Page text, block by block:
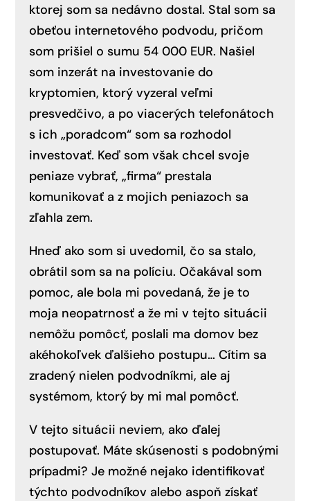
ktorej som sa nedávno dostal. Stal som sa
obeťou internetového podvodu, pričom
som prišiel o sumu 54 000 EUR. Našiel
som inzerát na investovanie do
kryptomien, ktorý vyzeral veľmi
presvedčivo, a po viacerých telefonátoch
s ich „poradcom“ som sa rozhodol
investovať. Keď som však chcel svoje
peniaze vybrať, „firma“ prestala
komunikovať a z mojich peniazoch sa
zľahla zem.
Hneď ako som si uvedomil, čo sa stalo,
obrátil som sa na políciu. Očakával som
pomoc, ale bola mi povedaná, že je to
moja neopatrnosť a že mi v tejto situácii
nemôžu pomôcť, poslali ma domov bez
akéhokoľvek ďalšieho postupu… Cítim sa
zradený nielen podvodníkmi, ale aj
systémom, ktorý by mi mal pomôcť.
V tejto situácii neviem, ako ďalej
postupovať. Máte skúsenosti s podobnými
prípadmi? Je možné nejako identifikovať
týchto podvodníkov alebo aspoň získať